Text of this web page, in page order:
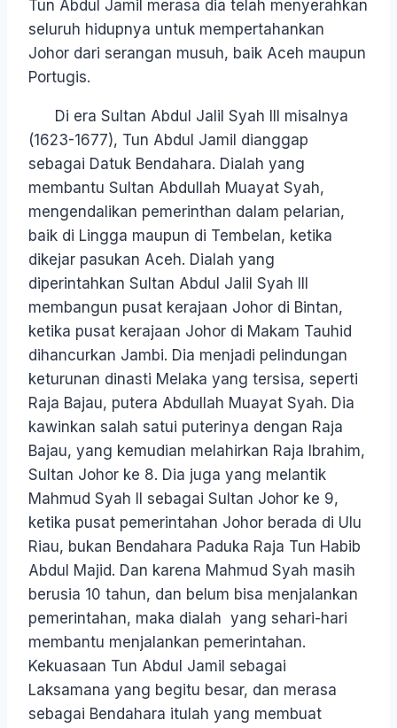
Tun Abdul Jamil merasa dia telah menyerahkan
seluruh hidupnya untuk mempertahankan
Johor dari serangan musuh, baik Aceh maupun
Portugis.
Di era Sultan Abdul Jalil Syah III misalnya
(1623-1677), Tun Abdul Jamil dianggap
sebagai Datuk Bendahara. Dialah yang
membantu Sultan Abdullah Muayat Syah,
mengendalikan pemerinthan dalam pelarian,
baik di Lingga maupun di Tembelan, ketika
dikejar pasukan Aceh. Dialah yang
diperintahkan Sultan Abdul Jalil Syah III
membangun pusat kerajaan Johor di Bintan,
ketika pusat kerajaan Johor di Makam Tauhid
dihancurkan Jambi. Dia menjadi pelindungan
keturunan dinasti Melaka yang tersisa, seperti
Raja Bajau, putera Abdullah Muayat Syah. Dia
kawinkan salah satui puterinya dengan Raja
Bajau, yang kemudian melahirkan Raja Ibrahim,
Sultan Johor ke 8. Dia juga yang melantik
Mahmud Syah II sebagai Sultan Johor ke 9,
ketika pusat pemerintahan Johor berada di Ulu
Riau, bukan Bendahara Paduka Raja Tun Habib
Abdul Majid. Dan karena Mahmud Syah masih
berusia 10 tahun, dan belum bisa menjalankan
pemerintahan, maka dialah yang sehari-hari
membantu menjalankan pemerintahan.
Kekuasaan Tun Abdul Jamil sebagai
Laksamana yang begitu besar, dan merasa
sebagai Bendahara itulah yang membuat